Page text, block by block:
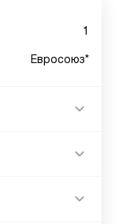
1
Евросоюз*